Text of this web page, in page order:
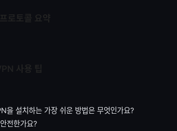
설치하는 가장 쉬운 방법은 무엇인가요?
전한가요?